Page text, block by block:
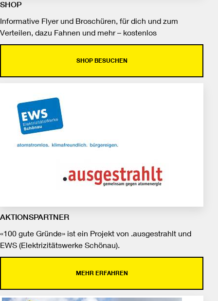
SHOP
Informative Flyer und Broschüren, für dich und zum
Verteilen, dazu Fahnen und mehr – kostenlos
SHOP BESUCHEN
AKTIONSPARTNER
«100 gute Gründe» ist ein Projekt von .ausgestrahlt und
EWS (Elektrizitätswerke Schönau).
MEHR ERFAHREN